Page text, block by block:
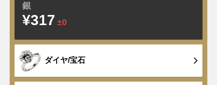
銀
¥317 ±0
ダイヤ/宝石